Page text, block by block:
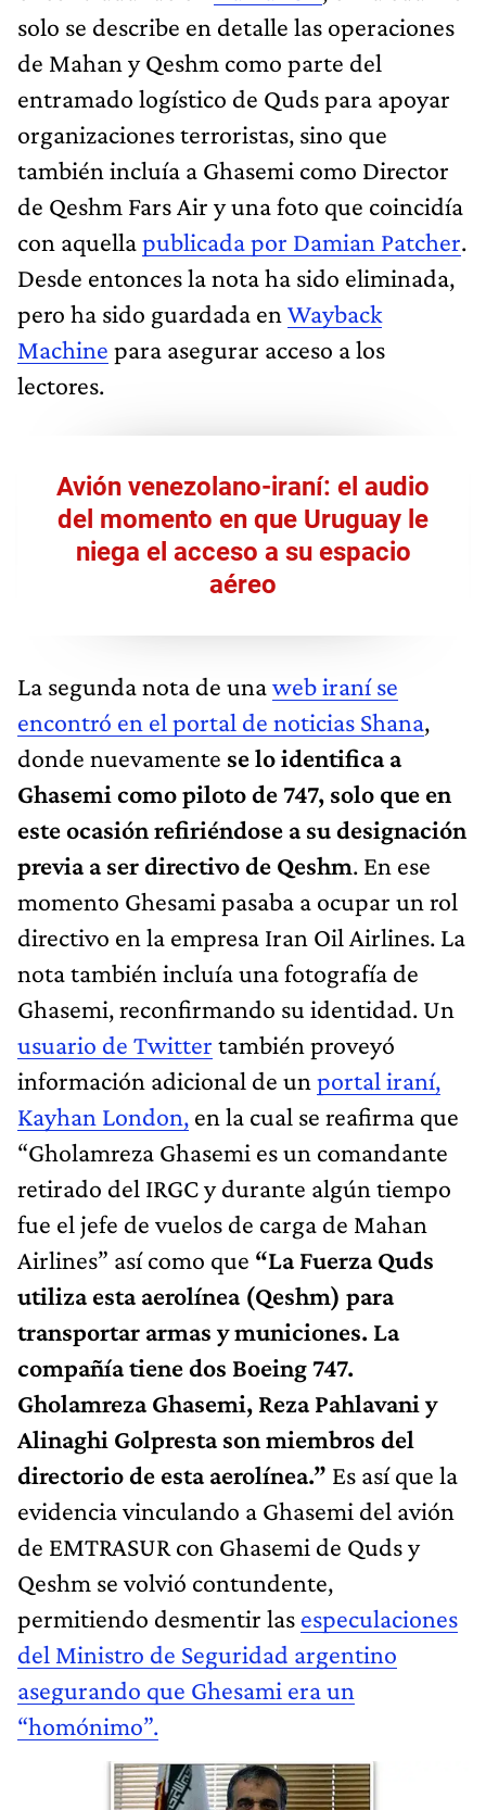
solo se describe en detalle las operaciones
de Mahan y Qeshm como parte del
entramado logístico de Quds para apoyar
organizaciones terroristas, sino que
también incluía a Ghasemi como Director
de Qeshm Fars Air y una foto que coincidía
con aquellapublicada por Damian Patcher.
Desde entonces la nota ha sido eliminada,
pero ha sido guardada en Wayback
Machine para asegurar acceso a los
lectores.
Avión venezolano-iraní: el audio
del momento en que Uruguay le
niega el acceso a su espacio
aéreo
La segunda nota de unaweb iraní se
encontró en el portal de noticias Shana,
donde nuevamente se lo identifica a
Ghasemi como piloto de 747, solo que en
este ocasión refiriéndose a su designación
previa a ser directivo de Qeshm. En ese
momento Ghesami pasaba a ocupar un rol
directivo en la empresa Iran Oil Airlines. La
nota también incluía una fotografía de
Ghasemi, reconfirmando su identidad. Un
usuario de Twitter también proveyó
información adicional de un portal iraní,
Kayhan London, en la cual se reafirma que
“Gholamreza Ghasemi es un comandante
retirado del IRGC y durante algún tiempo
fue el jefe de vuelos de carga de Mahan
Airlines” así como que “La Fuerza Quds
utiliza esta aerolínea (Qeshm) para
transportar armas y municiones. La
compañía tiene dos Boeing 747.
Gholamreza Ghasemi, Reza Pahlavani y
Alinaghi Golpresta son miembros del
directorio de esta aerolínea.” Es así que la
evidencia vinculando a Ghasemi del avión
de EMTRASUR con Ghasemi de Quds y
Qeshm se volvió contundente,
permitiendo desmentir las especulaciones
del Ministro de Seguridad argentino
asegurando que Ghesami era un
“homónimo”.